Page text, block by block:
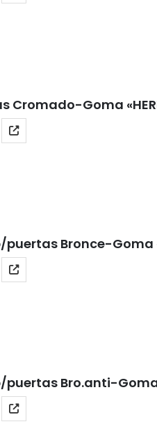
Cromado-Goma
Bronce-Goma
Bro.anti-Goma